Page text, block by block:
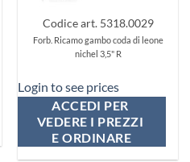
Codice art. 5318.0029
Forb. Ricamo gambo coda di leone
nichel 3,5" R
Login to see prices
ACCEDI PER
VEDERE I PREZZI
E ORDINARE